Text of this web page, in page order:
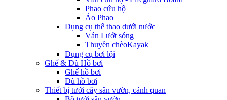
Phao cứu hộ
Áo Phao
Dụng cụ thể thao dưới nước
Ván Lướt sóng
Thuyền chèoKayak
Dụng cụ bơi lội
Ghế & Dù Hồ bơi
Ghế hồ bơi
Dù hồ bơi
Thiết bị tưới cây sân vườn, cảnh quan